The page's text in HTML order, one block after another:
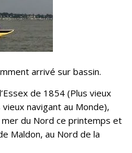
arrivé sur bassin.
de 1854 (Plus vieux
navigant au Monde),
du Nord ce printemps et
Maldon, au Nord de la